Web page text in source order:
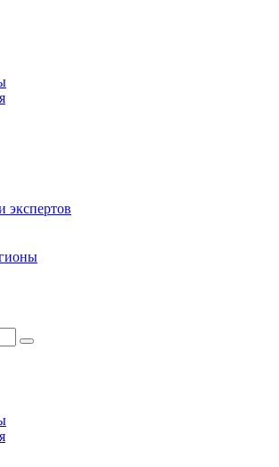
экспертов